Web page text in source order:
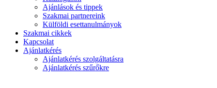
Ajánlások és tippek
Szakmai partnereink
Külföldi esettanulmányok
Szakmai cikkek
Kapcsolat
Ajánlatkérés
Ajánlatkérés szolgáltatásra
Ajánlatkérés szűrőkre